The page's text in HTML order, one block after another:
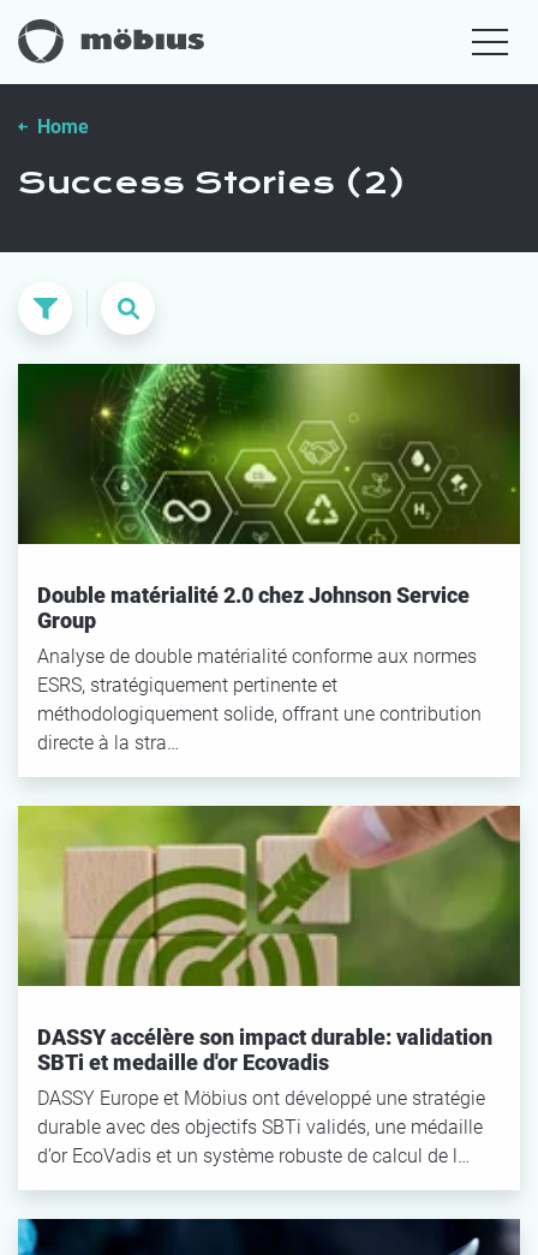
Home
Success Stories (2)
Réinitialiser le filtre
Recherche
RECHERCHE
Double matérialité 2.0 chez Johnson Service
Group
Analyse de double matérialité conforme aux normes
ESRS, stratégiquement pertinente et
méthodologiquement solide, offrant une contribution
directe à la stra…
DASSY accélère son impact durable: validation
SBTi et medaille d'or Ecovadis
DASSY Europe et Möbius ont développé une stratégie
durable avec des objectifs SBTi validés, une médaille
d’or EcoVadis et un système robuste de calcul de l…